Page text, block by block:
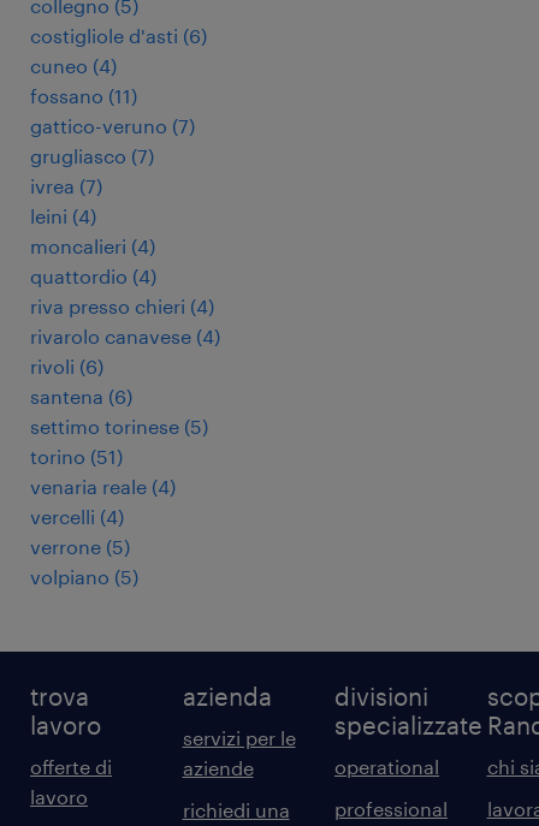
collegno (5)
costigliole d'asti (6)
cuneo (4)
fossano (11)
gattico-veruno (7)
grugliasco (7)
ivrea (7)
leini (4)
moncalieri (4)
quattordio (4)
riva presso chieri (4)
rivarolo canavese (4)
rivoli (6)
santena (6)
settimo torinese (5)
torino (51)
venaria reale (4)
vercelli (4)
verrone (5)
volpiano (5)
trova
lavoro
offerte di
lavoro
azienda
servizi per le
aziende
richiedi una
divisioni
specializzate
operational
professional
chi